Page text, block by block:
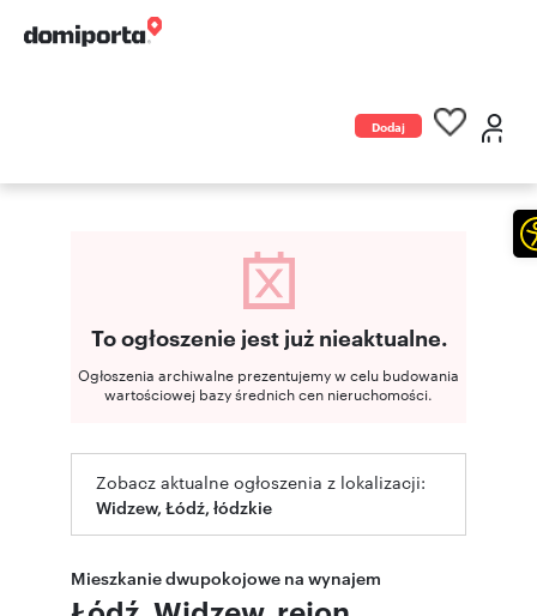
Dodaj
To ogłoszenie jest już nieaktualne.
Ogłoszenia archiwalne prezentujemy w celu budowania
wartościowej bazy średnich cen nieruchomości.
Zobacz aktualne ogłoszenia z lokalizacji:
Widzew, Łódź, łódzkie
Mieszkanie dwupokojowe na wynajem